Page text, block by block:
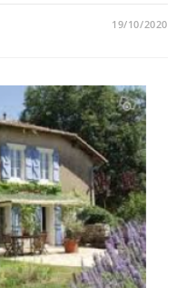
19/10/2020